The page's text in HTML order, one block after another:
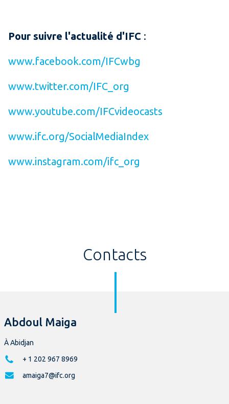
Pour suivre l'actualité d'IFC :
www.facebook.com/IFCwbg
www.twitter.com/IFC_org
www.youtube.com/IFCvideocasts
www.ifc.org/SocialMediaIndex
www.instagram.com/ifc_org
Contacts
Abdoul Maiga
À Abidjan
+ 1 202 967 8969
amaiga7@ifc.org